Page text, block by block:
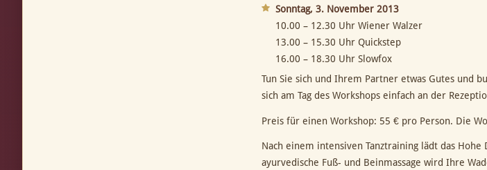
Sonntag, 3. November 2013
10.00 – 12.30 Uhr Wiener Walzer
13.00 – 15.30 Uhr Quickstep
16.00 – 18.30 Uhr Slowfox
Tun Sie sich und Ihrem Partner etwas Gutes und
sich am Tag des Workshops einfach an der
Preis für einen Workshop: 55 € pro Person. Die
Nach einem intensiven Tanztraining lädt das Hohe
ayurvedische Fuß- und Beinmassage wird Ihre